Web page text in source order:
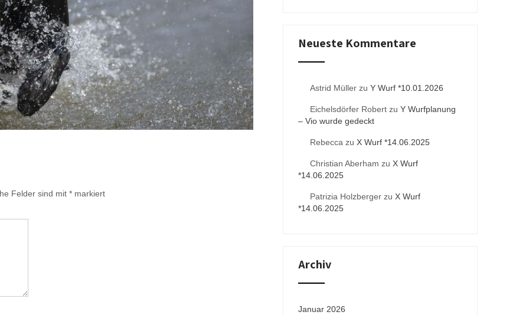
Felder sind mit * markiert
Neueste Kommentare
Astrid Müller zu Y Wurf *10.01.2026
Eichelsdörfer Robert zu Y Wurfplanung
– Vio wurde gedeckt
Rebecca zu X Wurf *14.06.2025
Christian Aberham zu X Wurf
*14.06.2025
Patrizia Holzberger zu X Wurf
*14.06.2025
Archiv
Januar 2026